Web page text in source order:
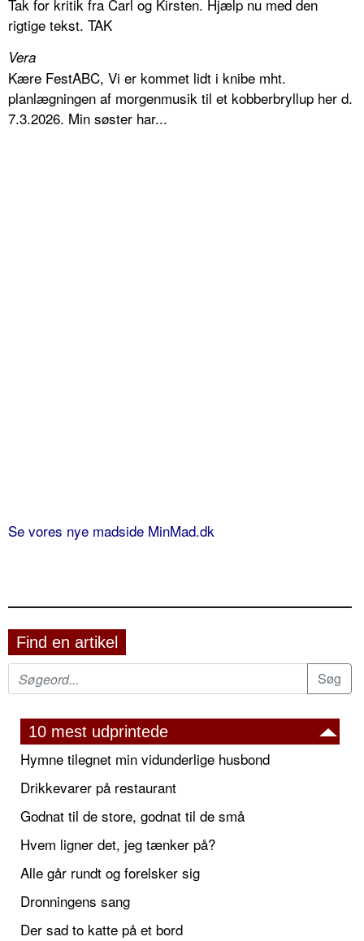
Tak for kritik fra Carl og Kirsten. Hjælp nu med den
rigtige tekst. TAK
Vera
Kære FestABC, Vi er kommet lidt i knibe mht.
planlægningen af morgenmusik til et kobberbryllup her d.
7.3.2026. Min søster har...
Se vores nye madside MinMad.dk
Find en artikel
10 mest udprintede
Hymne tilegnet min vidunderlige husbond
Drikkevarer på restaurant
Godnat til de store, godnat til de små
Hvem ligner det, jeg tænker på?
Alle går rundt og forelsker sig
Dronningens sang
Der sad to katte på et bord